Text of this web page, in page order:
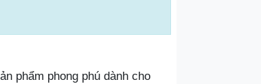
phẩm phong phú dành cho